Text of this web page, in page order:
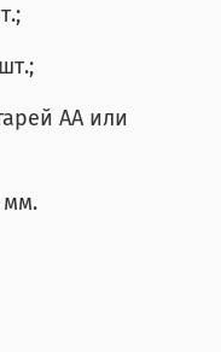
АА или
мм.